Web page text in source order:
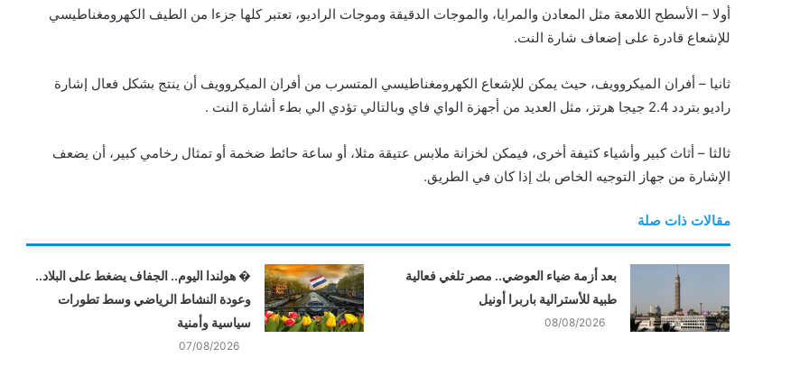
أولا – الأسطح اللامعة مثل المعادن والمرايا، والموجات الدقيقة وموجات الراديو، تعتبر كلها جزءا من الطيف الكهرومغناطيسي
للإشعاع قادرة على إضعاف شارة النت.
ثانيا – أفران الميكروويف، حيث يمكن للإشعاع الكهرومغناطيسي المتسرب من أفران الميكروويف أن ينتج بشكل فعال إشارة
راديو بتردد 2.4 جيجا هرتز، مثل العديد من أجهزة الواي فاي وبالتالي تؤدي الي بطء أشارة النت .
ثالثا – أثاث كبير وأشياء كثيفة أخرى، فيمكن لخزانة ملابس عتيقة مثلا، أو ساعة حائط ضخمة أو تمثال رخامي كبير، أن يضعف
الإشارة من جهاز التوجيه الخاص بك إذا كان في الطريق.
مقالات ذات صلة
بعد أزمة ضياء العوضي.. مصر تلغي فعالية
طبية للأسترالية باربرا أونيل
08/08/2026
� هولندا اليوم.. الجفاف يضغط على البلاد..
وعودة النشاط الرياضي وسط تطورات
سياسية وأمنية
07/08/2026